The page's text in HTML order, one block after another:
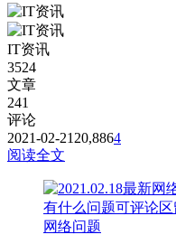
IT资讯
3524
文章
241
评论
2021-02-21 20,8864
阅读全文
网络问题